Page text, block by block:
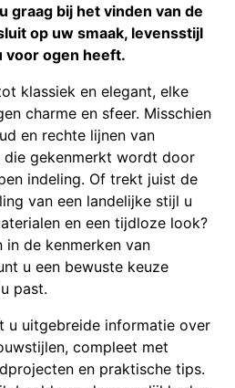
graag bij het vinden van de
op uw smaak, levensstijl
voor ogen heeft.
klassiek en elegant, elke
charme en sfeer. Misschien
en rechte lijnen van
die gekenmerkt wordt door
indeling. Of trekt juist de
van een landelijke stijl u
en een tijdloze look?
de kenmerken van
u een bewuste keuze
past.
u uitgebreide informatie over
compleet met
en praktische tips.